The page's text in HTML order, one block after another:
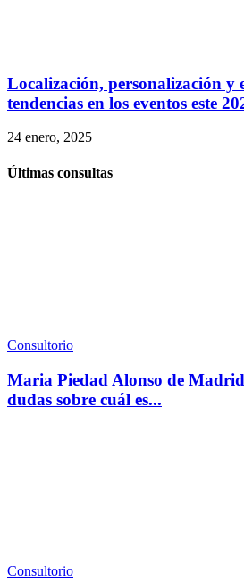
Localización, personalización y
tendencias en los eventos este
24 enero, 2025
Últimas consultas
Consultorio
Maria Piedad Alonso de
dudas sobre cuál es...
Consultorio